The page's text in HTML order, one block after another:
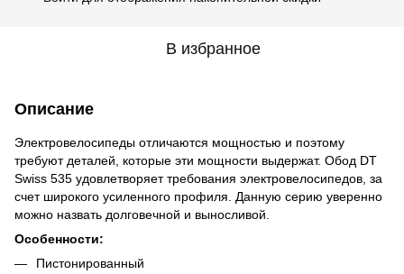
В избранное
Описание
Электровелосипеды отличаются мощностью и поэтому
требуют деталей, которые эти мощности выдержат. Обод DT
Swiss 535 удовлетворяет требования электровелосипедов, за
счет широкого усиленного профиля. Данную серию уверенно
можно назвать долговечной и выносливой.
Особенности:
Пистонированный